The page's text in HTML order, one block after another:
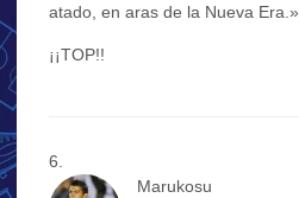
atado, en aras de la Nueva Era.»
¡¡TOP!!
Marukosu